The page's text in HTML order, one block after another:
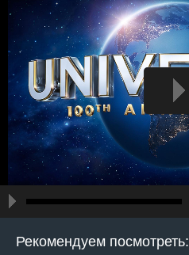
Рекомендуем посмотреть: